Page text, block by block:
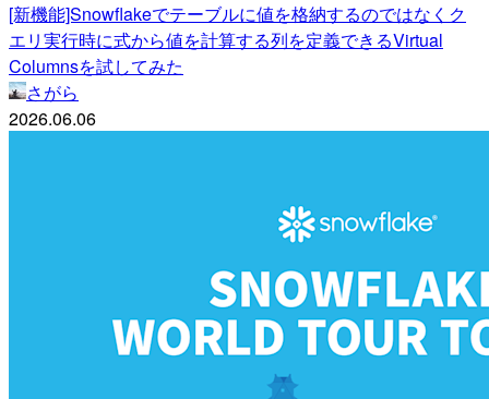
[新機能]Snowflakeでテーブルに値を格納するのではなくク
エリ実行時に式から値を計算する列を定義できるVirtual
Columnsを試してみた
さがら
2026.06.06